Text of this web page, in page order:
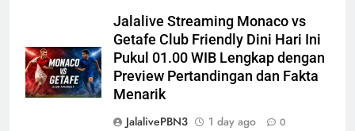
Jalalive Streaming Monaco vs
Getafe Club Friendly Dini Hari Ini
Pukul 01.00 WIB Lengkap dengan
Preview Pertandingan dan Fakta
Menarik
JalalivePBN3
1 day ago 0